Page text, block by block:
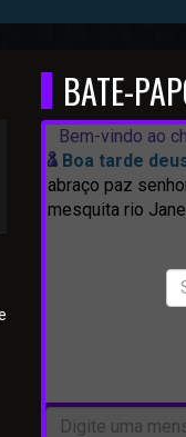
BATE-
Bem-vindo ao
Boa tarde
abraço paz
mesquita rio